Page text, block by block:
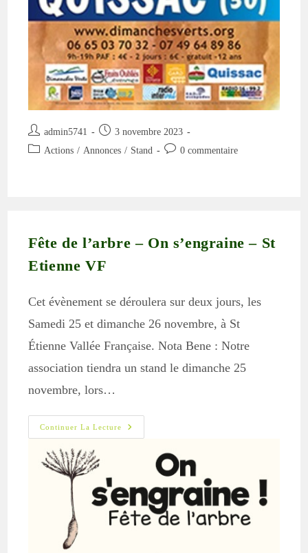
Auteur/autrice
de
admin5741
Publication
publiée :
3 novembre 2023
Post Actions / Annonces / Stand
Commentaires
0 commentaire
Fête de l’arbre – On s’engraine – St
Etienne VF
Cet évènement se déroulera sur deux jours, les
Samedi 25 et dimanche 26 novembre, à St
Étienne Vallée Française. Nota Bene : Notre
association tiendra un stand le dimanche 25
novembre, lors…
Continuer La Lecture
Fête
De
S’engraine
St
Etienne
VF